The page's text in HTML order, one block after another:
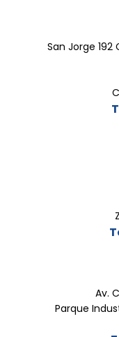
San Jorge 192
Av.
Parque